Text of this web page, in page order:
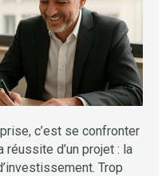
c’est se confronter
d’un projet : la
Trop